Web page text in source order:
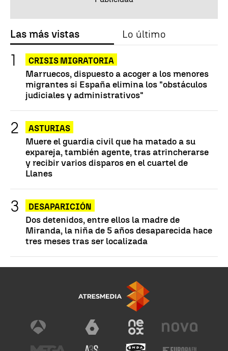
Las más vistas Lo último
CRISIS MIGRATORIA
Marruecos, dispuesto a acoger a los menores
migrantes si España elimina los "obstáculos
judiciales y administrativos"
ASTURIAS
Muere el guardia civil que ha matado a su
expareja, también agente, tras atrincherarse
y recibir varios disparos en el cuartel de
Llanes
DESAPARICIÓN
Dos detenidos, entre ellos la madre de
Miranda, la niña de 5 años desaparecida hace
tres meses tras ser localizada